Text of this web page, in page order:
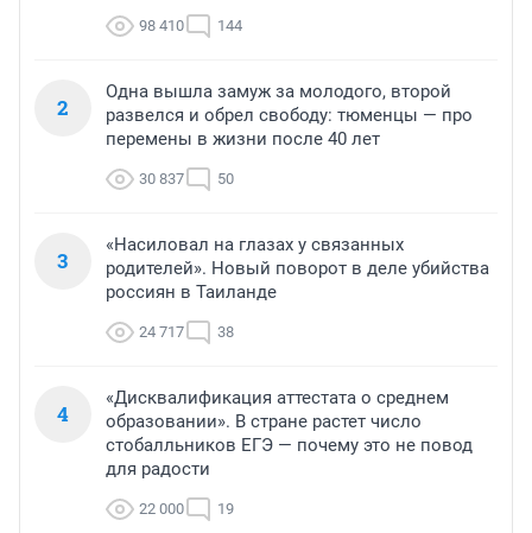
98 410 144
2
Одна вышла замуж за молодого, второй
развелся и обрел свободу: тюменцы — про
перемены в жизни после 40 лет
30 837 50
3
«Насиловал на глазах у связанных
родителей». Новый поворот в деле убийства
россиян в Таиланде
24 717 38
4
«Дисквалификация аттестата о среднем
образовании». В стране растет число
стобалльников ЕГЭ — почему это не повод
для радости
22 000 19